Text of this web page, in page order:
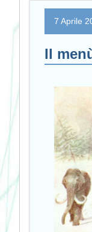
7 Aprile
Il